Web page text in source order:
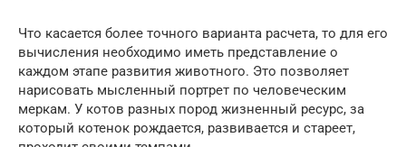
Что касается более точного варианта расчета, то для его
вычисления необходимо иметь представление о
каждом этапе развития животного. Это позволяет
нарисовать мысленный портрет по человеческим
меркам. У котов разных пород жизненный ресурс, за
который котенок рождается, развивается и стареет,